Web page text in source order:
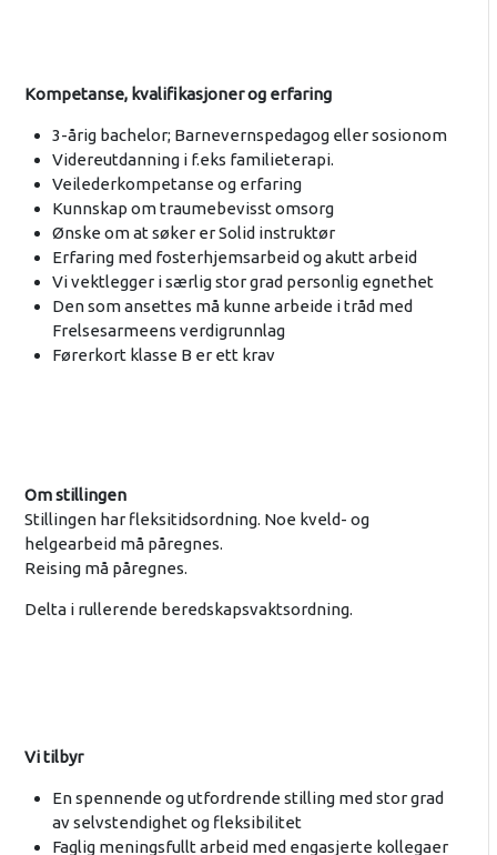
Kompetanse, kvalifikasjoner og erfaring
3-årig bachelor; Barnevernspedagog eller sosionom
Videreutdanning i f.eks familieterapi.
Veilederkompetanse og erfaring
Kunnskap om traumebevisst omsorg
Ønske om at søker er Solid instruktør
Erfaring med fosterhjemsarbeid og akutt arbeid
Vi vektlegger i særlig stor grad personlig egnethet
Den som ansettes må kunne arbeide i tråd med
Frelsesarmeens verdigrunnlag
Førerkort klasse B er ett krav
Om stillingen
Stillingen har fleksitidsordning. Noe kveld- og
helgearbeid må påregnes.
Reising må påregnes.
Delta i rullerende beredskapsvaktsordning.
Vi tilbyr
En spennende og utfordrende stilling med stor grad
av selvstendighet og fleksibilitet
Faglig meningsfullt arbeid med engasjerte kollegaer